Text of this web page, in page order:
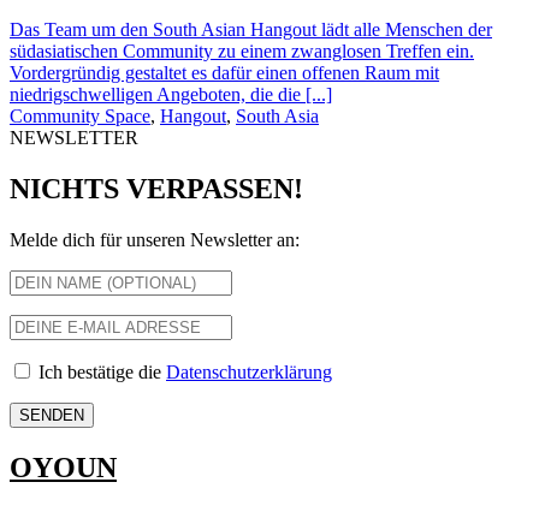
Das Team um den South Asian Hangout lädt alle Menschen der
südasiatischen Community zu einem zwanglosen Treffen ein.
Vordergründig gestaltet es dafür einen offenen Raum mit
niedrigschwelligen Angeboten, die die [...]
Community Space, Hangout, South Asia
NEWSLETTER
NICHTS VERPASSEN!
Melde dich für unseren Newsletter an:
Ich bestätige die Datenschutzerklärung
OYOUN